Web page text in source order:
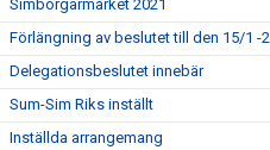
Simborgarmärket 2021
Förlängning av beslutet till den 15/1 -
Delegationsbeslutet innebär
Sum-Sim Riks inställt
Inställda arrangemang